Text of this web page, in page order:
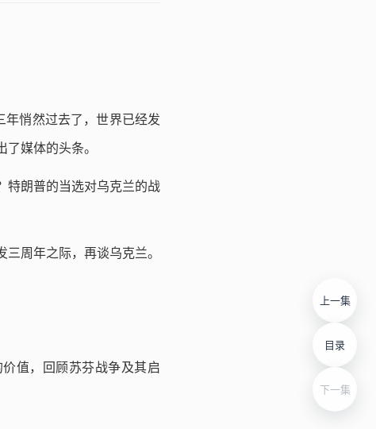
上一集
目录
下一集
年悄然过去了，世界已经发
媒体的头条。
特朗普的当选对乌克兰的战
周年之际，再谈乌克兰。
值，回顾苏芬战争及其启